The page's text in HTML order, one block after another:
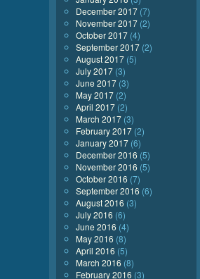
December 2017 (7)
November 2017 (2)
October 2017 (4)
September 2017 (2)
August 2017 (5)
July 2017 (3)
June 2017 (3)
May 2017 (2)
April 2017 (2)
March 2017 (3)
February 2017 (2)
January 2017 (6)
December 2016 (5)
November 2016 (5)
October 2016 (7)
September 2016 (6)
August 2016 (3)
July 2016 (6)
June 2016 (4)
May 2016 (8)
April 2016 (5)
March 2016 (8)
February 2016 (3)